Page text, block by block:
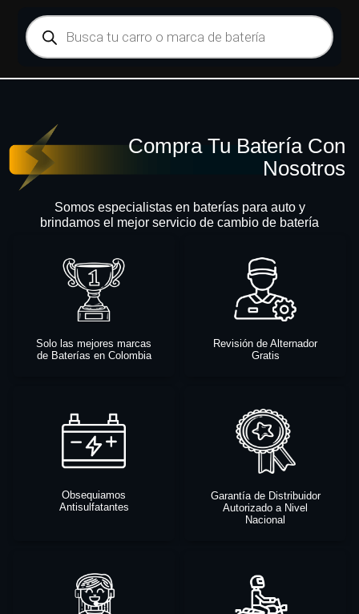
Compra Tu Batería Con
Nosotros
Somos especialistas en baterías para auto y
brindamos el mejor servicio de cambio de batería
Solo las mejores marcas
de Baterías en Colombia
Revisión de Alternador
Gratis
Obsequiamos
Antisulfatantes
Garantía de Distribuidor
Autorizado a Nivel
Nacional